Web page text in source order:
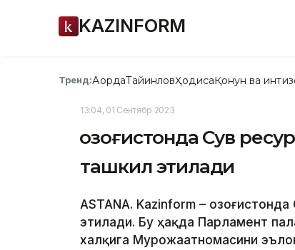
KAZINFORM
Тренд:АқордаТайинловҲодисаҚонун ва
13:04, 01 Сентябр 2023
Қозоғистонда Сув
ташкил этилади
ASTANA. Kazinform –
этилади. Бу ҳақда Парламент
халқига Мурожаатномасини